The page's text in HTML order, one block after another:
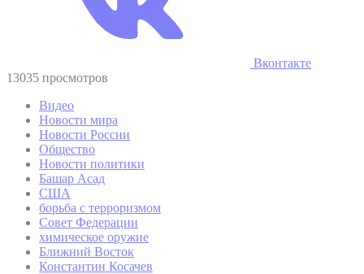
Вконтакте
13035 просмотров
Видео
Новости мира
Новости России
Общество
Новости политики
Башар Асад
США
борьба с терроризмом
Совет Федерации
химическое оружие
Ближний Восток
Константин Косачев